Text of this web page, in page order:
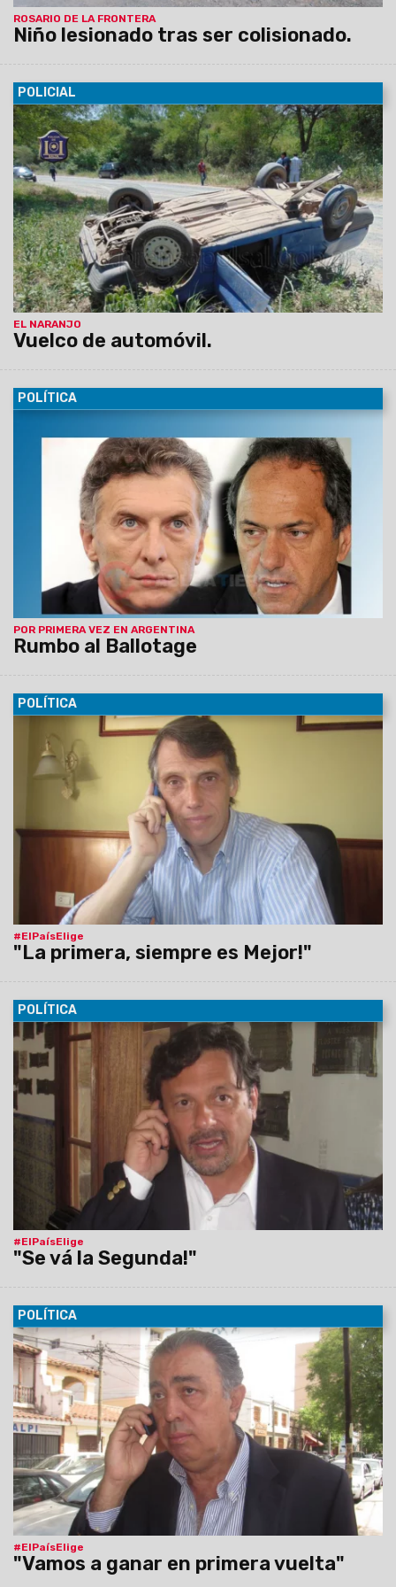
ROSARIO DE LA FRONTERA
Niño lesionado tras ser colisionado.
POLICIAL
EL NARANJO
Vuelco de automóvil.
26/10/2015 Uno de los ocupantes del automóvil, un joven
de 22 años resultó lesionado y fue derivado hacia el hospital
San Bernardo con diagnóstico de “fractura de ambos fémur,
paciente alcoholizado”.
POLÍTICA
POR PRIMERA VEZ EN ARGENTINA
Rumbo al Ballotage
Daniel Scioli, y el jefe de gobierno porteño, Mauricio Macri,
competirán por la presidencia de la Nación el próximo 22 de
noviembre. Será la primera vez que se concrete una
segunda vuelta.
POLÍTICA
#ElPaísElige
"La primera, siempre es Mejor!"
"Hoy vamos a tener que tener mucha
paciencia. Creo que sera una noche muy larga", opinó el
Diputado Nacional, Pablo Kosiner. Agregó que "Argentina toda
merece el Voto Electrónico".
POLÍTICA
#ElPaísElige
"Se vá la Segunda!"
25/10/2015
"Tuve la oportunidad de poner los problemas
del Norte Argentino en la agenda nacional. Y eso me llena de
satisfacción. Ahora, se vá la segunda!", bromeó el candidato
a Vice Presidente, Gustavo Sáenz.
POLÍTICA
#ElPaísElige
"Vamos a ganar en primera vuelta"
25/10/2015
"Al final de la jornada estaremos festejando el
triunfo de un gobierno justicialista que va continuar rigiendo
los destinos del país", sostuvo Rodolfo Urtubey.